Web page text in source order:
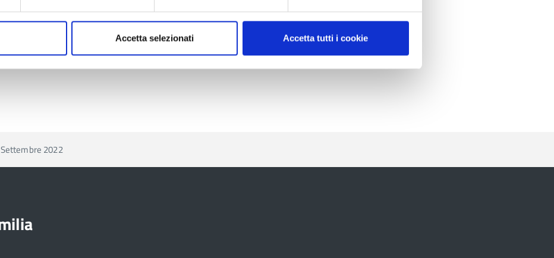
Accetta selezionati Accetta tutti i cookie
consegnata allo scrivente Servizio una copia
documenti trasmessi via PEC.
2022